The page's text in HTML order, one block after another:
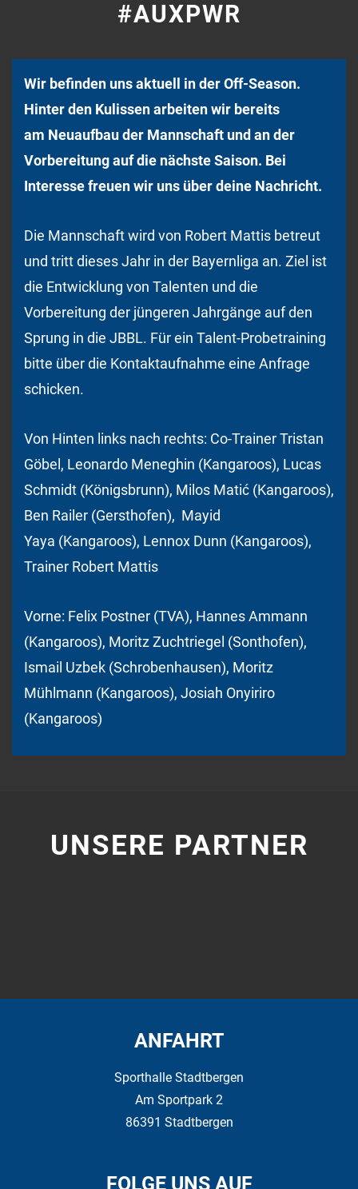
#AUXPWR
Wir befinden uns aktuell in der Off-Season.
Hinter den Kulissen arbeiten wir bereits
am Neuaufbau der Mannschaft und an der
Vorbereitung auf die nächste Saison. Bei
Interesse freuen wir uns über deine Nachricht.
Die Mannschaft wird von Robert Mattis betreut
und tritt dieses Jahr in der Bayernliga an. Ziel ist
die Entwicklung von Talenten und die
Vorbereitung der jüngeren Jahrgänge auf den
Sprung in die JBBL. Für ein Talent-Probetraining
bitte über die Kontaktaufnahme eine Anfrage
schicken.
Von Hinten links nach rechts: Co-Trainer Tristan
Göbel, Leonardo Meneghin (Kangaroos), Lucas
Schmidt (Königsbrunn), Milos Matić (Kangaroos),
Ben Railer (Gersthofen), Mayid
Yaya (Kangaroos), Lennox Dunn (Kangaroos),
Trainer Robert Mattis
Vorne: Felix Postner (TVA), Hannes Ammann
(Kangaroos), Moritz Zuchtriegel (Sonthofen),
Ismail Uzbek (Schrobenhausen), Moritz
Mühlmann (Kangaroos), Josiah Onyiriro
(Kangaroos)
UNSERE PARTNER
ANFAHRT
Sporthalle Stadtbergen
Am Sportpark 2
86391 Stadtbergen
FOLGE UNS AUF